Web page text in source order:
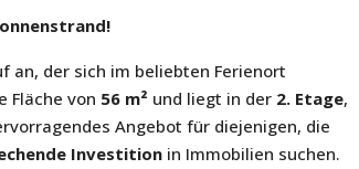
an, der sich im beliebten Ferienort
Fläche von 56 m² und liegt in der 2. Etage,
Angebot für diejenigen, die
Investition in Immobilien suchen.